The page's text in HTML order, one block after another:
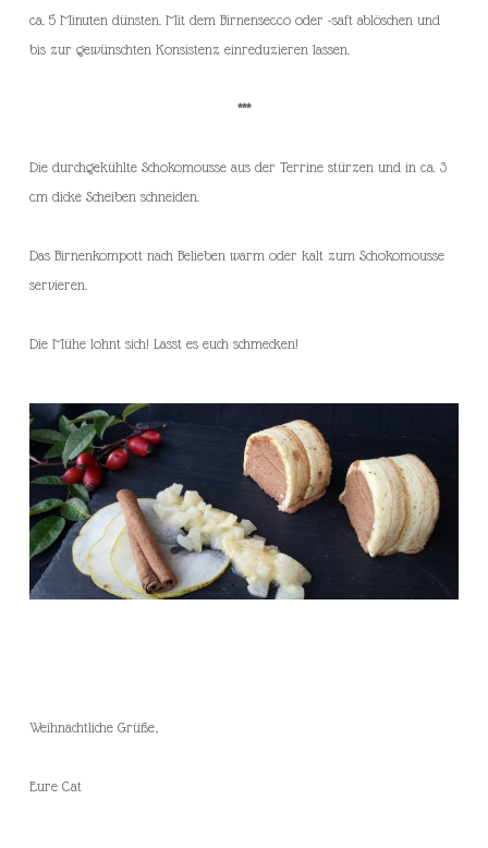
ca. 5 Minuten dünsten. Mit dem Birnensecco oder -saft ablöschen und
bis zur gewünschten Konsistenz einreduzieren lassen.
***
Die durchgekühlte Schokomousse aus der Terrine stürzen und in ca. 3
cm dicke Scheiben schneiden.
Das Birnenkompott nach Belieben warm oder kalt zum Schokomousse
servieren.
Die Mühe lohnt sich! Lasst es euch schmecken!
Weihnachtliche Grüße,
Eure Cat